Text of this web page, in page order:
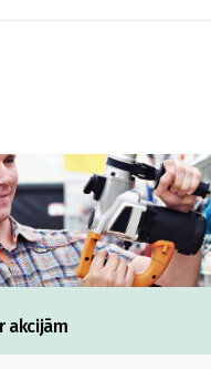
akcijām